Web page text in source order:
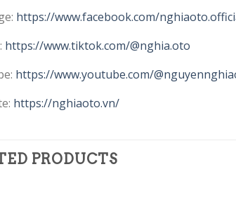
https://www.facebook.com/
https://www.tiktok.com/@nghia.oto
https://www.youtube.com/
https://nghiaoto.vn/
PRODUCTS